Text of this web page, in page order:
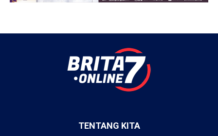
TENTANG KITA